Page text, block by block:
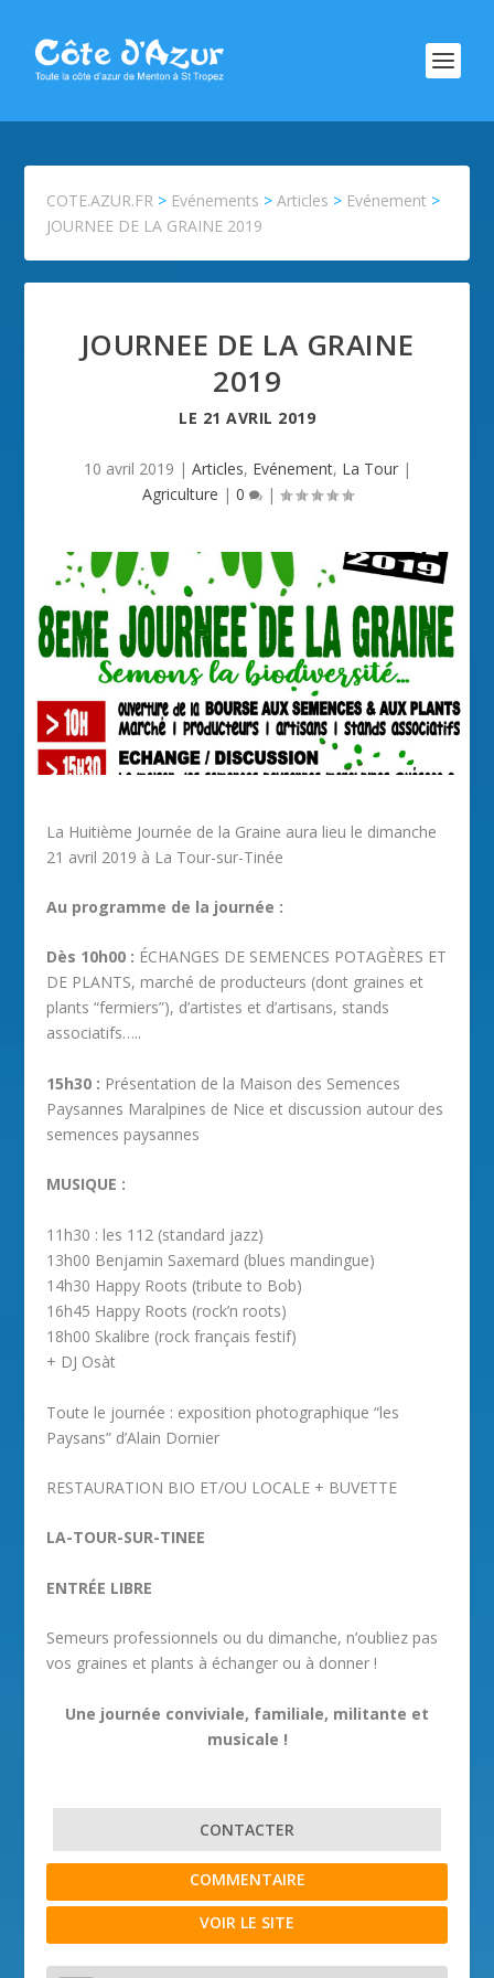
COTE.AZUR.FR > Evénements >Articles > Evénement >
JOURNEE DE LA GRAINE 2019
JOURNEE DE LA GRAINE
2019
LE 21 AVRIL 2019
10 avril 2019 | Articles, Evénement, La Tour|
Agriculture | 0 |
La Huitième Journée de la Graine aura lieu le dimanche
21 avril 2019 à La Tour-sur-Tinée
Au programme de la journée :
Dès 10h00 : ÉCHANGES DE SEMENCES POTAGÈRES ET
DE PLANTS, marché de producteurs (dont graines et
plants “fermiers”), d’artistes et d’artisans, stands
associatifs…..
15h30 : Présentation de la Maison des Semences
Paysannes Maralpines de Nice et discussion autour des
semences paysannes
MUSIQUE :
11h30 : les 112 (standard jazz)
13h00 Benjamin Saxemard (blues mandingue)
14h30 Happy Roots (tribute to Bob)
16h45 Happy Roots (rock’n roots)
18h00 Skalibre (rock français festif)
+ DJ Osàt
Toute le journée : exposition photographique “les
Paysans” d’Alain Dornier
RESTAURATION BIO ET/OU LOCALE + BUVETTE
LA-TOUR-SUR-TINEE
ENTRÉE LIBRE
Semeurs professionnels ou du dimanche, n’oubliez pas
vos graines et plants à échanger ou à donner !
Une journée conviviale, familiale, militante et
musicale !
CONTACTER
COMMENTAIRE
VOIR LE SITE